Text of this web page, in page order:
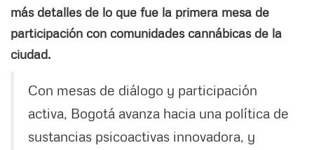
más detalles de lo que fue la primera mesa de
participación con comunidades cannábicas de la
ciudad.
Con mesas de diálogo y participación
activa, Bogotá avanza hacia una política de
sustancias psicoactivas innovadora, y